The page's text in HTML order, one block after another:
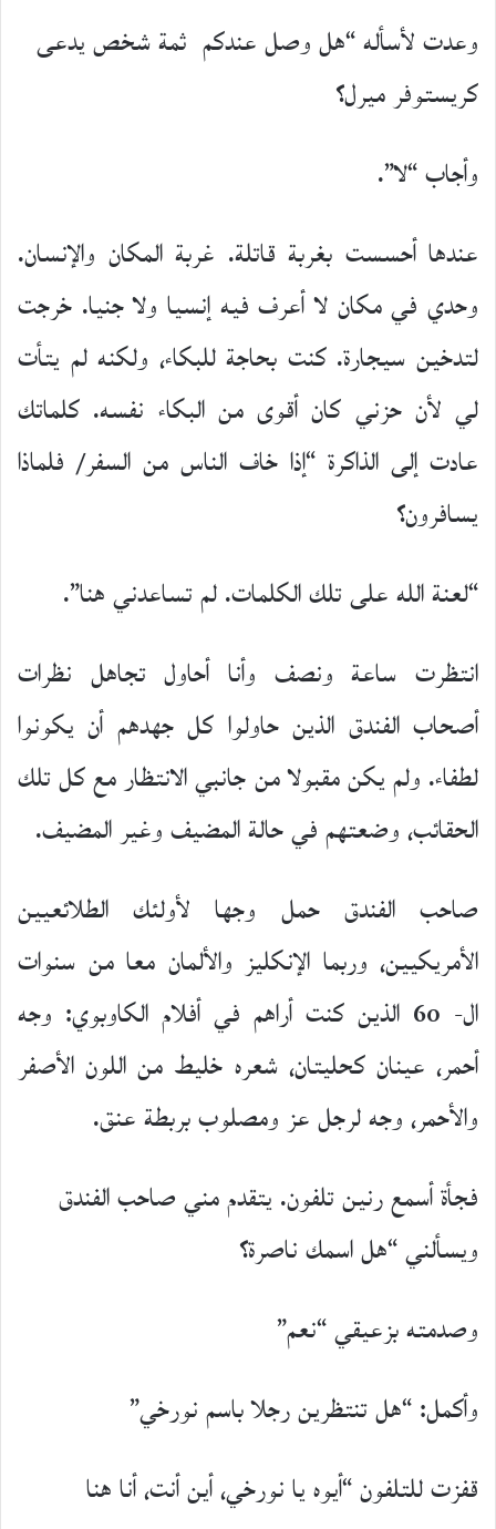
وعدت لأسأله “هل وصل عندكم ثمة شخص يدعى
كريستوفر ميرل؟
وأجاب “لا”.
عندها أحسست بغربة قاتلة. غربة المكان والإنسان.
وحدي في مكان لا أعرف فيه إنسيا ولا جنيا. خرجت
لتدخين سيجارة. كنت بحاجة للبكاء، ولكنه لم يتأت
لي لأن حزني كان أقوى من البكاء نفسه. كلماتك
عادت إلى الذاكرة “إذا خاف الناس من السفر/ فلماذا
يسافرون؟
“لعنة الله على تلك الكلمات. لم تساعدني هنا”.
انتظرت ساعة ونصف وأنا أحاول تجاهل نظرات
أصحاب الفندق الذين حاولوا كل جهدهم أن يكونوا
لطفاء. ولم يكن مقبولا من جانبي الانتظار مع كل تلك
الحقائب، وضعتهم في حالة المضيف وغير المضيف.
صاحب الفندق حمل وجها لأولئك الطلائعيين
الأمريكيين، وربما الإنكليز والألمان معا من سنوات
ال- 60 الذين كنت أراهم في أفلام الكاوبوي: وجه
أحمر، عينان كحليتان، شعره خليط من اللون الأصفر
والأحمر، وجه لرجل عز ومصلوب بربطة عنق.
فجأة أسمع رنين تلفون. يتقدم مني صاحب الفندق
ويسألني “هل اسمك ناصرة؟
وصدمته بزعيقي “نعم”
وأكمل: “هل تنتظرين رجلا باسم نورخي”
قفزت للتلفون “أيوه يا نورخي، أين أنت، أنا هنا